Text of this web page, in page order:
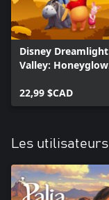
Disney Dreamlight
Valley: Honeyglow
22,99 $CAD
Les